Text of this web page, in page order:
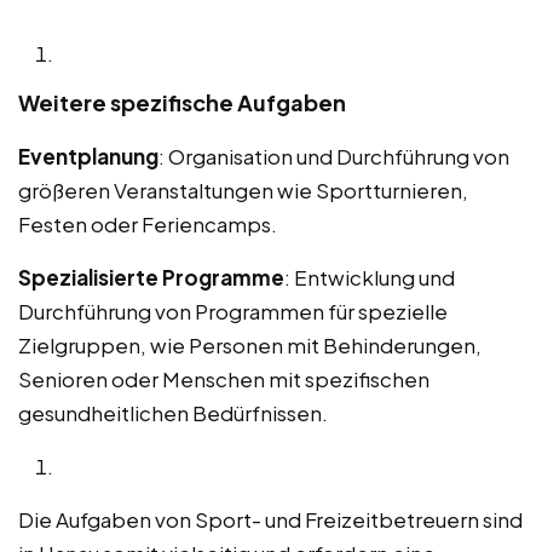
Weitere spezifische Aufgaben
Eventplanung: Organisation und Durchführung von
größeren Veranstaltungen wie Sportturnieren,
Festen oder Feriencamps.
Spezialisierte Programme: Entwicklung und
Durchführung von Programmen für spezielle
Zielgruppen, wie Personen mit Behinderungen,
Senioren oder Menschen mit spezifischen
gesundheitlichen Bedürfnissen.
Die Aufgaben von Sport- und Freizeitbetreuern sind